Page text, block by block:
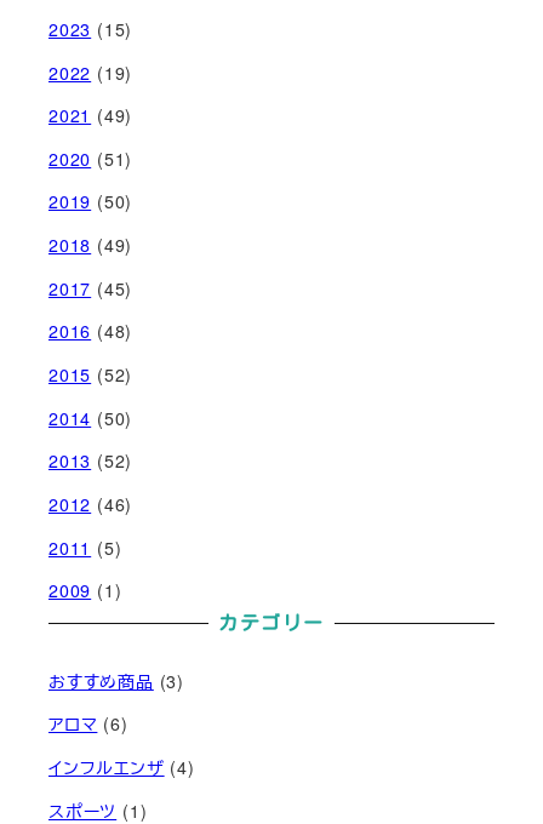
2023 (15)
2022 (19)
2021 (49)
2020 (51)
2019 (50)
2018 (49)
2017 (45)
2016 (48)
2015 (52)
2014 (50)
2013 (52)
2012 (46)
2011 (5)
2009 (1)
カテゴリー
おすすめ商品 (3)
アロマ (6)
インフルエンザ (4)
スポーツ (1)